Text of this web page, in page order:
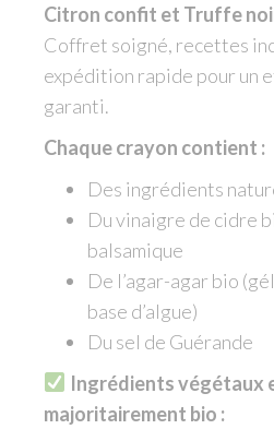
Citron confit et Truffe
Coffret soigné, recettes
expédition rapide pour un
garanti.
Chaque crayon contient :
Des ingrédients
Du vinaigre de cidre
balsamique
De l’agar-agar bio
base d’algue)
Du sel de Guérande
Ingrédients végétaux
majoritairement bio :